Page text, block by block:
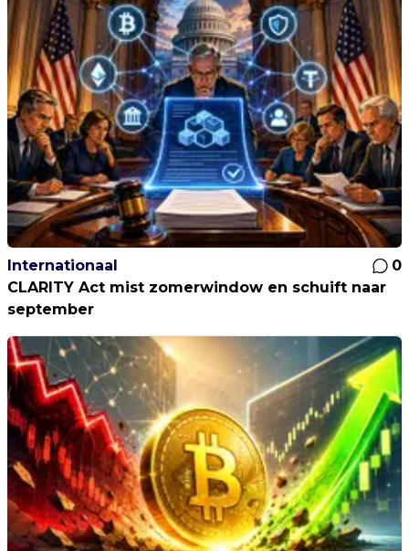
Internationaal
0
CLARITY Act mist zomerwindow en schuift naar
september